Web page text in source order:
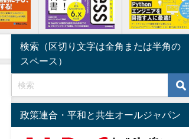
検索（区切り文字は全角または半角の
スペース）
政策連合・平和と共生オールジャパン